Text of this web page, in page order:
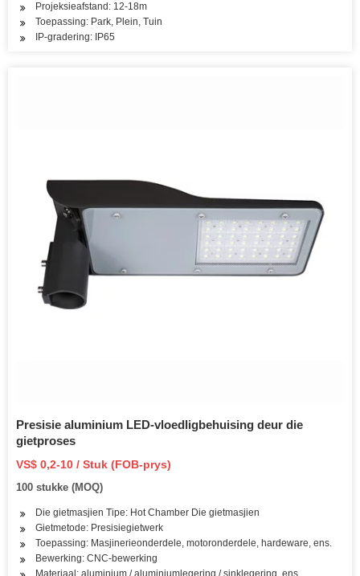
Projeksieafstand: 12-18m
Toepassing: Park, Plein, Tuin
IP-gradering: IP65
Presisie aluminium LED-vloedligbehuising deur die
gietproses
VS$ 0,2-10 / Stuk (FOB-prys)
100 stukke (MOQ)
Die gietmasjien Tipe: Hot Chamber Die gietmasjien
Gietmetode: Presisiegietwerk
Toepassing: Masjinerieonderdele, motoronderdele, hardeware, ens.
Bewerking: CNC-bewerking
Materiaal: aluminium / aluminiumlegering / sinklegering, ens.